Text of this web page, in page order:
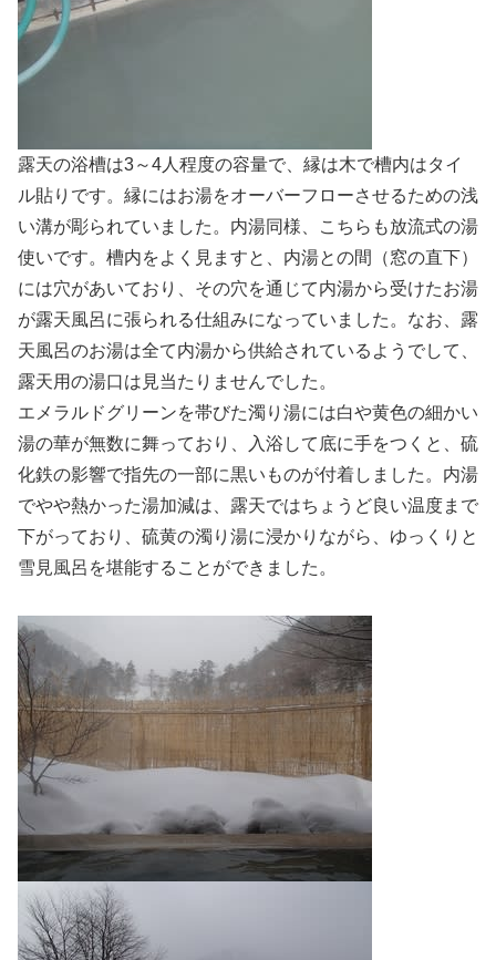
露天の浴槽は3～4人程度の容量で、縁は木で槽内はタイ
ル貼りです。縁にはお湯をオーバーフローさせるための浅
い溝が彫られていました。内湯同様、こちらも放流式の湯
使いです。槽内をよく見ますと、内湯との間（窓の直下）
には穴があいており、その穴を通じて内湯から受けたお湯
が露天風呂に張られる仕組みになっていました。なお、露
天風呂のお湯は全て内湯から供給されているようでして、
露天用の湯口は見当たりませんでした。
エメラルドグリーンを帯びた濁り湯には白や黄色の細かい
湯の華が無数に舞っており、入浴して底に手をつくと、硫
化鉄の影響で指先の一部に黒いものが付着しました。内湯
でやや熱かった湯加減は、露天ではちょうど良い温度まで
下がっており、硫黄の濁り湯に浸かりながら、ゆっくりと
雪見風呂を堪能することができました。